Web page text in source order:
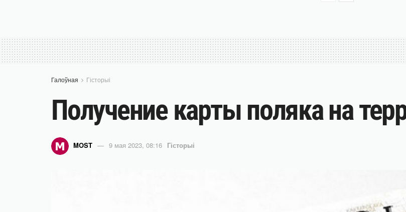
Галоўная Гісторыі
Получение карты поляка на
MOST 9 мая 2023, 08:16 Гісторыі